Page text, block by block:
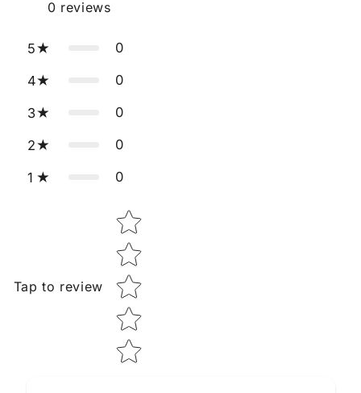
0 reviews
5 0
4 0
3 0
2 0
1 0
Tap to review
Star rating